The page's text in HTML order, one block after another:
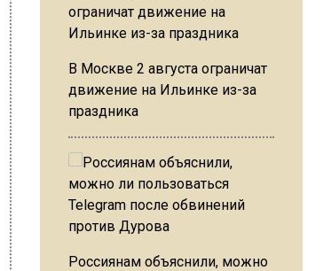
В Москве 2 августа ограничат
движение на Ильинке из-за
праздника
Россиянам объяснили, можно